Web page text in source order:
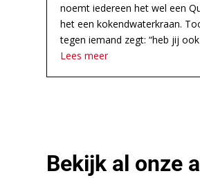
noemt iedereen het wel een
het een kokendwaterkraan.
tegen iemand zegt: “heb jij ook
Lees meer
Bekijk al onze